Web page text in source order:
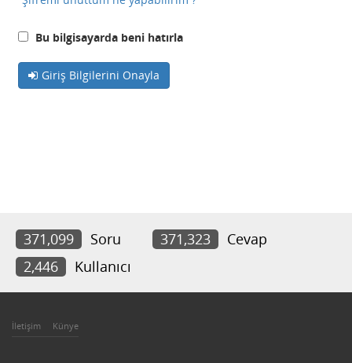
Bu bilgisayarda beni hatırla
Giriş Bilgilerini Onayla
371,099 Soru 371,323
Cevap
2,446
Kullanıcı
İletişim Künye